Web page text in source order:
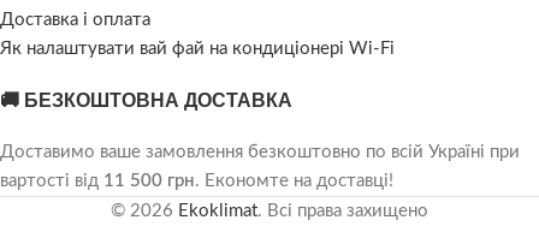
Доставка і оплата
Як налаштувати вай фай на кондиціонері Wi-Fi
🚚 БЕЗКОШТОВНА ДОСТАВКА
Доставимо ваше замовлення безкоштовно по всій Україні при
вартості від 11 500 грн. Економте на доставці!
© 2026 Ekoklimat. Всі права захищено